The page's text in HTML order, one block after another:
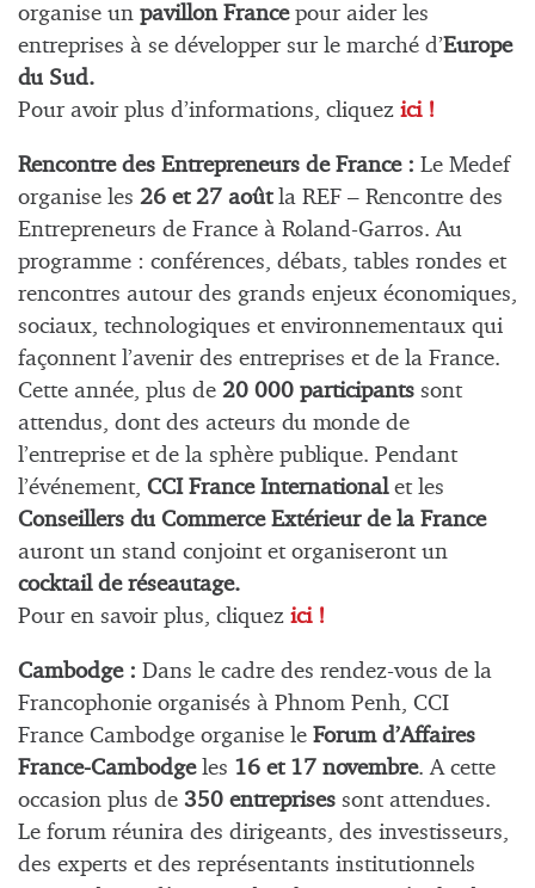
organise un pavillon Francepour aider les
entreprises à se développer sur le marché d’Europe
du Sud.
Pour avoir plus d’informations, cliquez ici !
Rencontre des Entrepreneurs de France : Le Medef
organise les 26 et 27 aoûtla REF – Rencontre des
Entrepreneurs de France à Roland-Garros. Au
programme : conférences, débats, tables rondes et
rencontres autour des grands enjeux économiques,
sociaux, technologiques et environnementaux qui
façonnent l’avenir des entreprises et de la France.
Cette année, plus de 20 000 participants sont
attendus, dont des acteurs du monde de
l’entreprise et de la sphère publique. Pendant
l’événement, CCI France Internationalet les
Conseillers du Commerce Extérieur de la France
auront un stand conjoint et organiseront un
cocktail de réseautage.
Pour en savoir plus, cliquez ici !
Cambodge : Dans le cadre des rendez-vous de la
Francophonie organisés à Phnom Penh, CCI
France Cambodge organise le Forum d’Affaires
France-Cambodgeles 16 et 17 novembre. A cette
occasion plus de 350 entreprises sont attendues.
Le forum réunira des dirigeants, des investisseurs,
des experts et des représentants institutionnels